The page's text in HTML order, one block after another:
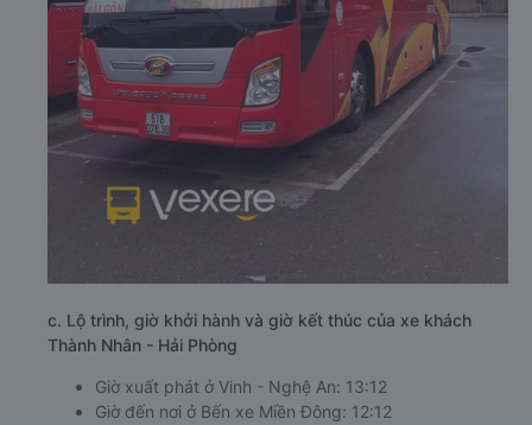
c. Lộ trình, giờ khởi hành và giờ kết thúc của xe khách
Thành Nhân - Hải Phòng
Giờ xuất phát ở Vinh - Nghệ An: 13:12
Giờ đến nơi ở Bến xe Miền Đông: 12:12